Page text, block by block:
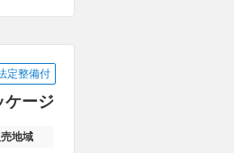
定整備付
ケージ
地域